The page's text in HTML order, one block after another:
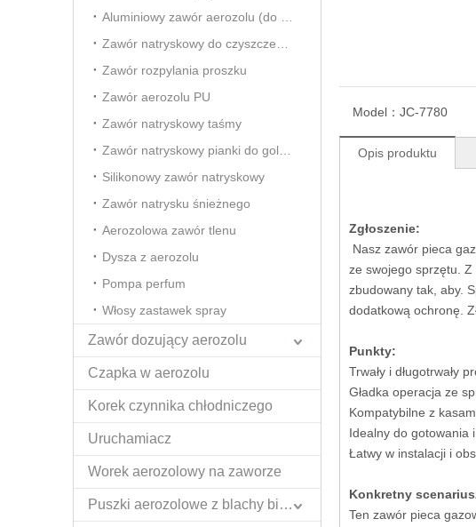
Zawór rozpylania proszku
Zawór aerozolu PU
Zawór natryskowy taśmy
Silikonowy zawór natryskowy
Zawór natrysku śnieżnego
Aerozolowa zawór tlenu
Dysza z aerozolu
Pompa perfum
Włosy zastawek spray
Zawór dozujący aerozolu
Czapka w aerozolu
Korek czynnika chłodniczego
Uruchamiacz
Worek aerozolowy na zaworze
Puszki aerozolowe z blachy białej
Model： JC-7780
Opis produktu
Zgłoszenie:
Nasz zawór pieca
ze swojego sprzętu.
zbudowany tak, aby.
dodatkową ochronę.
Punkty:
Trwały i długotrwały
Gładka operacja ze
Kompatybilne z
Idealny do gotowania
Łatwy w instalacji i
Konkretny
Ten zawór pieca